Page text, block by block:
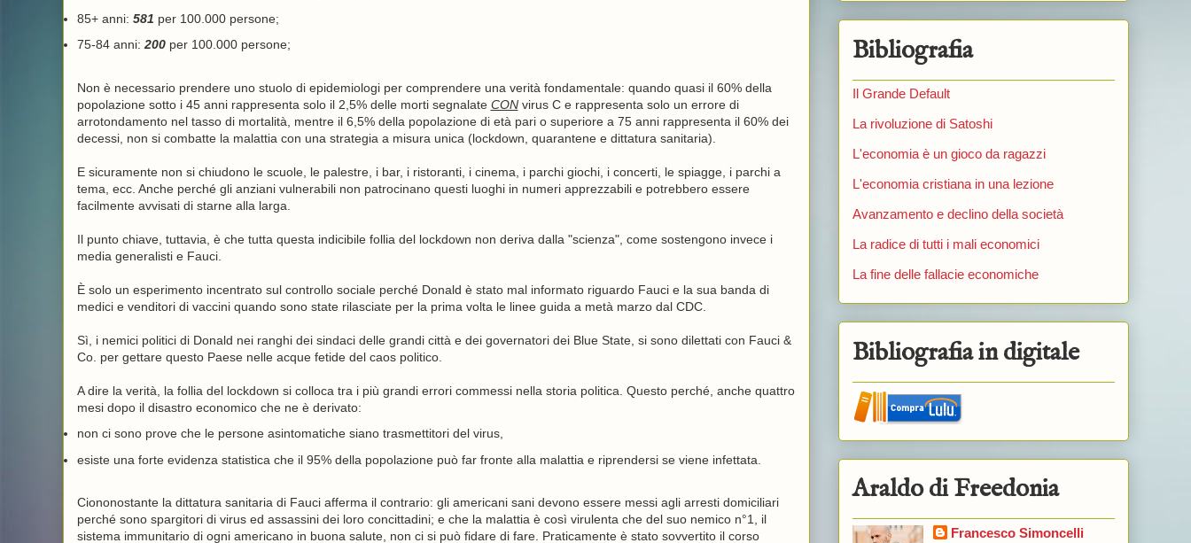
85+ anni: 581 per 100.000 persone;
75-84 anni: 200per 100.000 persone;
Non è necessario prendere uno stuolo di epidemiologi per comprendere una verità fondamentale: quando quasi il 60% della
popolazione sotto i 45 anni rappresenta solo il 2,5% delle morti segnalate CONvirus C e rappresenta solo un errore di
arrotondamento nel tasso di mortalità, mentre il 6,5% della popolazione di età pari o superiore a 75 anni rappresenta il 60% dei
decessi, non si combatte la malattia con una strategia a misura unica (lockdown, quarantene e dittatura sanitaria).
E sicuramente non si chiudono le scuole, le palestre, i bar, i ristoranti, i cinema, i parchi giochi, i concerti, le spiagge, i parchi a
tema, ecc. Anche perché gli anziani vulnerabili non patrocinano questi luoghi in numeri apprezzabili e potrebbero essere
facilmente avvisati di starne alla larga.
Il punto chiave, tuttavia, è che tutta questa indicibile follia del lockdown non deriva dalla "scienza", come sostengono invece i
media generalisti e Fauci.
È solo un esperimento incentrato sul controllo sociale perché Donald è stato mal informato riguardo Fauci e la sua banda di
medici e venditori di vaccini quando sono state rilasciate per la prima volta le linee guida a metà marzo dal CDC.
Sì, i nemici politici di Donald nei ranghi dei sindaci delle grandi città e dei governatori dei Blue State, si sono dilettati con Fauci &
Co. per gettare questo Paese nelle acque fetide del caos politico.
A dire la verità, la follia del lockdown si colloca tra i più grandi errori commessi nella storia politica. Questo perché, anche quattro
mesi dopo il disastro economico che ne è derivato:
non ci sono prove che le persone asintomatiche siano trasmettitori del virus,
esiste una forte evidenza statistica che il 95% della popolazione può far fronte alla malattia e riprendersi se viene infettata.
Ciononostante la dittatura sanitaria di Fauci afferma il contrario: gli americani sani devono essere messi agli arresti domiciliari
perché sono spargitori di virus ed assassini dei loro concittadini; e che la malattia è così virulenta che del suo nemico n°1, il
sistema immunitario di ogni americano in buona salute, non ci si può fidare di fare. Praticamente è stato sovvertito il corso
Bibliografia
Il Grande Default
La rivoluzione di Satoshi
L'economia è un gioco da ragazzi
L'economia cristiana in una lezione
Avanzamento e declino della società
La radice di tutti i mali economici
La fine delle fallacie economiche
Bibliografia in digitale
Araldo di Freedonia
Francesco Simoncelli